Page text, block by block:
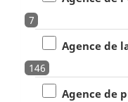
7
Agence de
146
Agence de